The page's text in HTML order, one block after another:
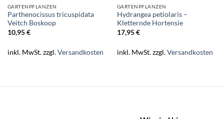
GARTENPFLANZEN
Parthenocissus tricuspidata
Veitch Boskoop
10,95€
inkl. MwSt.zzgl.Versandkosten
GARTENPFLANZEN
Hydrangea petiolaris –
Kletternde Hortensie
17,95€
inkl. MwSt.zzgl.Versandkosten